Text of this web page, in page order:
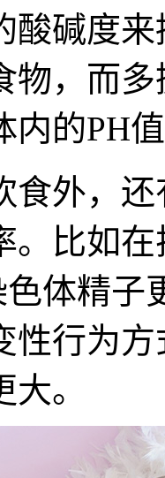
酸碱度
物，而
内的PH
外，还
。比如
体精子
性行为
。